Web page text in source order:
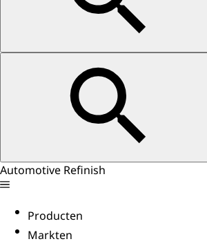
Automotive Refinish
Producten
Markten